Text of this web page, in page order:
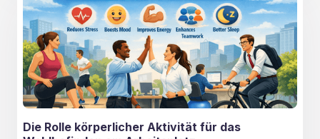
Die Rolle körperlicher Aktivität für das